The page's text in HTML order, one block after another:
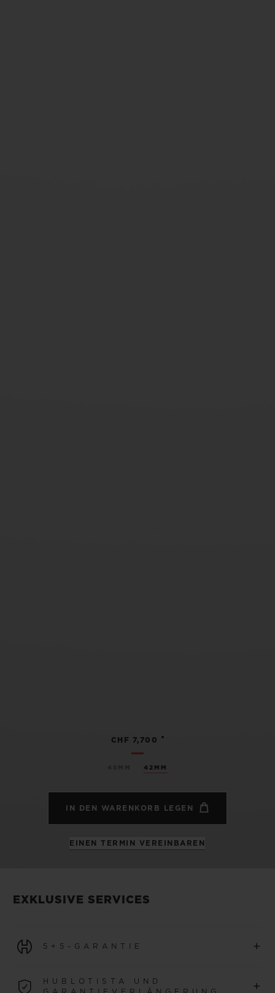
42MM
CHF 7,700 •
IN DEN WARENKORB LEGEN
EINEN TERMIN VEREINBAREN
EXKLUSIVE SERVICES
5+5-GARANTIE +
werden, gilt eine 5-jährige internationale Garantie.
HUBLOTISTA UND
+